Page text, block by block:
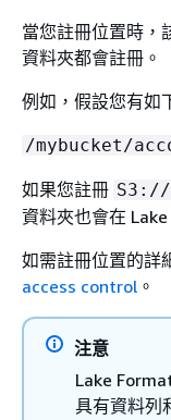
當您註冊位置時，
資料夾都會註冊。
例如，假設您有如
/mybucket/
如果您註冊 S3://
資料夾也會在
如需註冊位置的詳
access control 。
注意
Lake
具有資料列